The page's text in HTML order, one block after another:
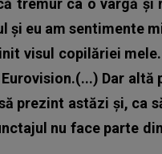
tremur ca o vargă
și eu am sentimente
visul copilăriei
Dar altă
prezint astăzi și, ca
nu face parte